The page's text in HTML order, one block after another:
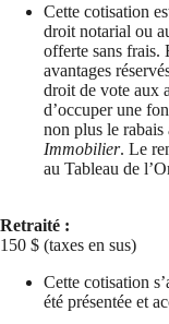
Cette cotisation
droit notarial ou
offerte sans frais.
avantages
droit de vote aux
d’occuper une
non plus le rabais
Immobilier. Le
au Tableau de
Retraité :
150 $ (taxes en sus)
Cette cotisation
été présentée et